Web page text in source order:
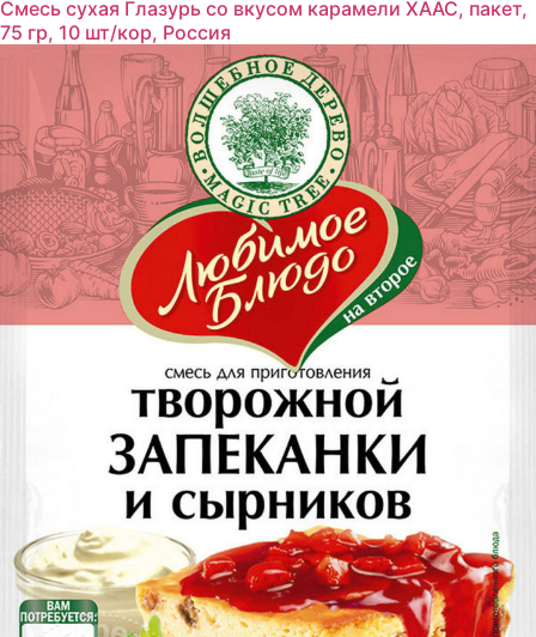
Смесь сухая Глазурь со вкусом карамели ХААС, пакет,
75 гр, 10 шт/кор, Россия